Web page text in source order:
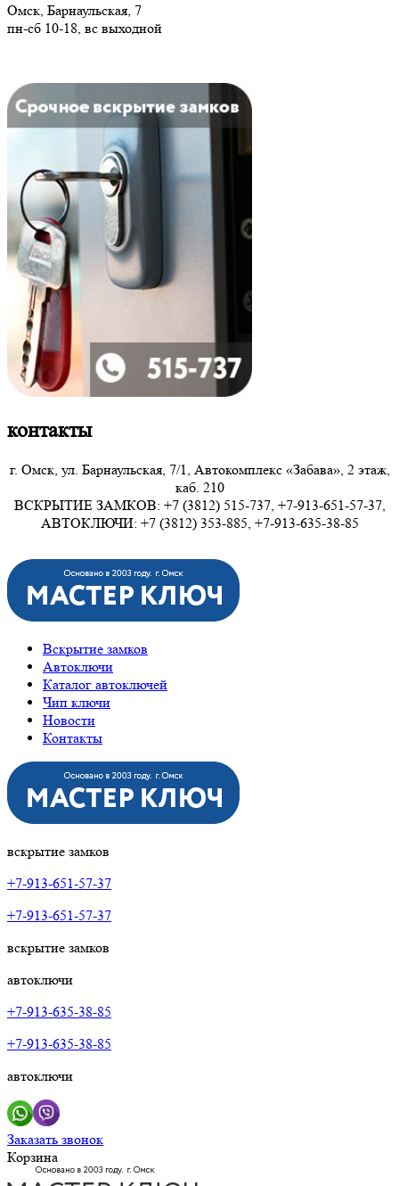
Омск, Барнаульская, 7
пн-сб 10-18, вс выходной
контакты
г. Омск, ул. Барнаульская, 7/1, Автокомплекс «Забава», 2 этаж,
каб. 210
ВСКРЫТИЕ ЗАМКОВ: +7 (3812) 515-737, +7-913-651-57-37,
АВТОКЛЮЧИ: +7 (3812) 353-885, +7-913-635-38-85
Вскрытие замков
Автоключи
Каталог автоключей
Чип ключи
Новости
Контакты
вскрытие замков
+7-913-651-57-37
+7-913-651-57-37
вскрытие замков
автоключи
+7-913-635-38-85
+7-913-635-38-85
автоключи
Заказать звонок
Корзина